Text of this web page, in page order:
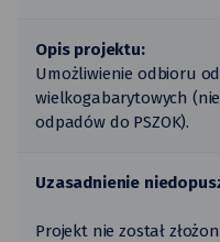
Opis projektu:
Umożliwienie odbioru
wielkogabarytowych
odpadów do PSZOK).
Uzasadnienie
Projekt nie został